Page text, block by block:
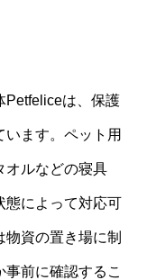
Petfeliceは、保護
ます。ペット用
オルなどの寝具
態によって対応可
資の置き場に制
前に確認するこ